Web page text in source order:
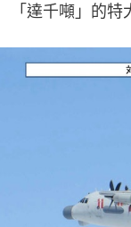
「達千噸」的特